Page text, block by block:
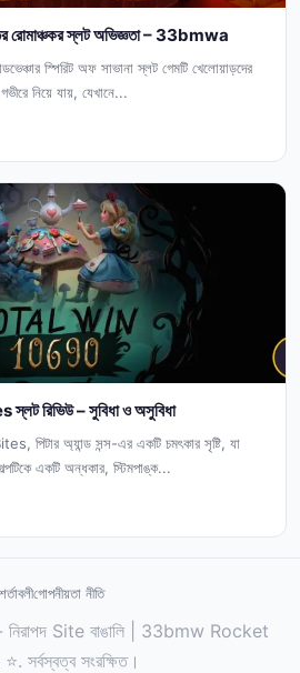
রোমাঞ্চকর স্লট অভিজ্ঞতা – 33bmwa
স্পিরিট অফ সাভানা স্লট গেমটি খেলোয়াড়দের
নিয়ে যায়, যেখানে...
রিভিউ – সুবিধা ও অসুবিধা
অ্যান্ড সন্স-এর একটি চমৎকার সৃষ্টি, যা
একটি অন্ধকার, স্টিমপাঙ্ক...
শর্তাবলীগোপনীয়তা নীতি
Site বাঙালি | 33bmw Rocket
সর্বস্বত্ব সংরক্ষিত।